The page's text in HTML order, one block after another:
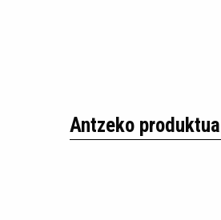
Antzeko produktua